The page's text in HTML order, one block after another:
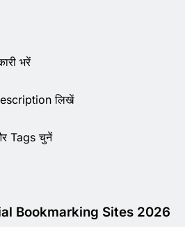
भरें
लिखें
Tags चुनें
Bookmarking Sites 2026